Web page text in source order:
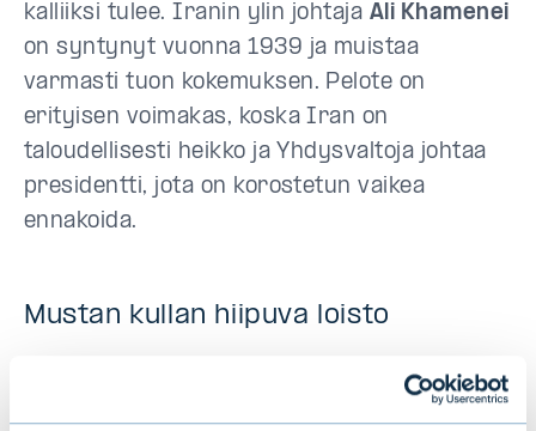
kalliiksi tulee. Iranin ylin johtaja Ali Khamenei
on syntynyt vuonna 1939 ja muistaa
varmasti tuon kokemuksen. Pelote on
erityisen voimakas, koska Iran on
taloudellisesti heikko ja Yhdysvaltoja johtaa
presidentti, jota on korostetun vaikea
ennakoida.
Mustan kullan hiipuva loisto
maailmantalous oli hyvin öljyvetoinen, kuten